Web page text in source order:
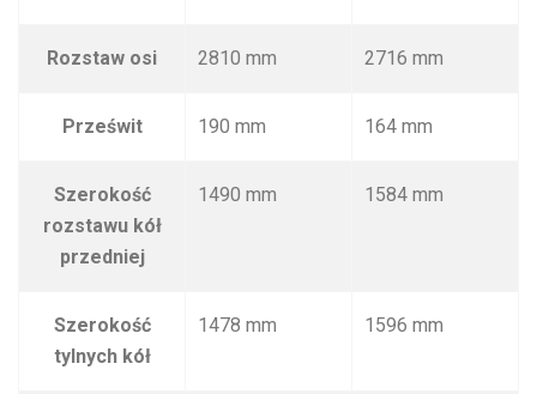
Rozstaw osi 2810 mm 2716 mm
Prześwit 190 mm 164 mm
Szerokość
rozstawu kół
przedniej
1490 mm 1584 mm
Szerokość
tylnych kół
1478 mm 1596 mm